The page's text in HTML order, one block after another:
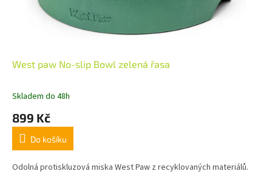
West paw No-slip Bowl zelená řasa
Skladem do 48h
899 Kč
Do košíku
Odolná protiskluzová miska West Paw z recyklovaných materiálů.